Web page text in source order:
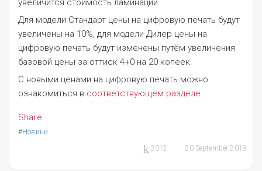
увеличится стоимость ламинации.
Для модели Стандарт цены на цифровую печать будут
увеличены на 10%, для модели Дилер цены на
цифровую печать будут изменены путём увеличения
базовой цены за оттиск 4+0 на 20 копеек.
С новыми ценами на цифровую печать можно
ознакомиться в соответствующем разделе.
Share
#Новини
20 September 2018
2012